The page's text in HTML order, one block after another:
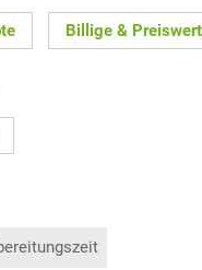
Billige &